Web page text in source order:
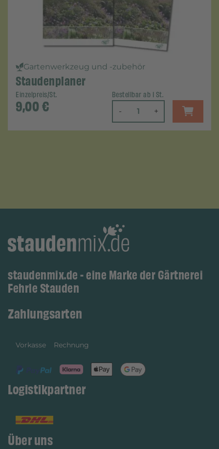
Gartenwerkzeug und -zubehör
Staudenplaner
Einzelpreis/St.
9,00€
Bestellbar ab 1 St.
- +
staudenmix.de - eine Marke der Gärtnerei
Fehrle Stauden
Zahlungsarten
Vorkasse Rechnung
Logistikpartner
Über uns